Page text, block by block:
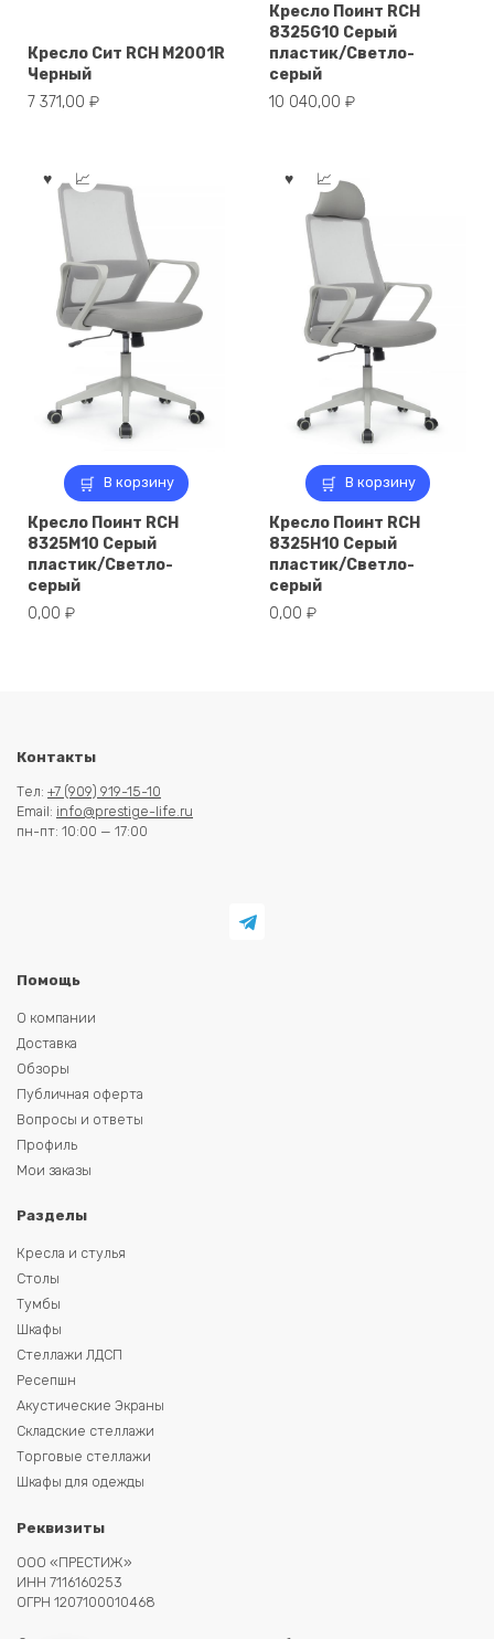
Кресло Сит RCH M2001R
Черный
7 371,00 ₽
Кресло Поинт RCH
8325G10 Серый
пластик/Светло-
серый
10 040,00 ₽
В корзину
Кресло Поинт RCH
8325M10 Серый
пластик/Светло-
серый
0,00 ₽
В корзину
Кресло Поинт RCH
8325H10 Серый
пластик/Светло-
серый
0,00 ₽
Контакты
Тел: +7 (909) 919-15-10
Email: info@prestige-life.ru
пн-пт: 10:00 — 17:00
Помощь
О компании
Доставка
Обзоры
Публичная оферта
Вопросы и ответы
Профиль
Мои заказы
Разделы
Кресла и стулья
Столы
Тумбы
Шкафы
Стеллажи ЛДСП
Ресепшн
Акустические Экраны
Складские стеллажи
Торговые стеллажи
Шкафы для одежды
Реквизиты
ООО «ПРЕСТИЖ»
ИНН 7116160253
ОГРН 1207100010468